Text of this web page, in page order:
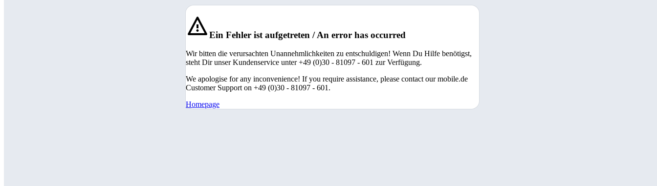
Ein Fehler ist aufgetreten / An error has occurred
Wir bitten die verursachten Unannehmlichkeiten zu entschuldigen! Wenn Du Hilfe benötigst,
steht Dir unser Kundenservice unter +49 (0)30 - 81097 - 601 zur Verfügung.
We apologise for any inconvenience! If you require assistance, please contact our mobile.de
Customer Support on +49 (0)30 - 81097 - 601.
Homepage